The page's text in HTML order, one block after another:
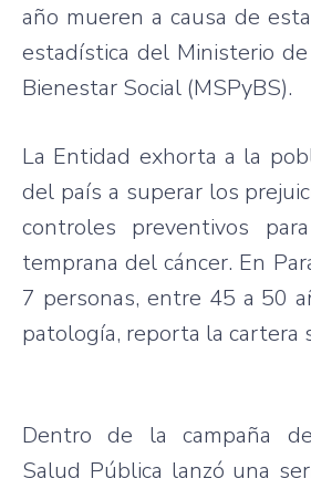
año mueren a causa de
estadística del Ministerio
Bienestar Social (MSPyBS).
La Entidad exhorta a la
del país a superar los
controles preventivos
temprana del cáncer. En
7 personas, entre 45 a 50
patología, reporta la cartera
Dentro de la campaña de
Salud Pública lanzó una